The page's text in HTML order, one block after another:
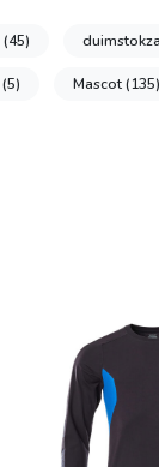
(45)
(5) Mascot(135)